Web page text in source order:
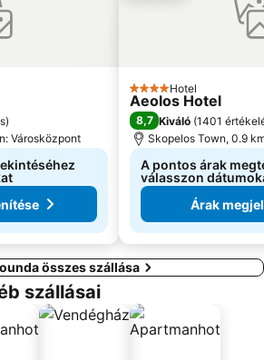
)
Városközpont
4 Kategória
Hotel
Aeolos Hotel
8,7 Kiváló (1401
Skopelos Town, 0.9
A pontos árak
válasszon
Árak
összes szállása
szállásai